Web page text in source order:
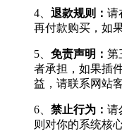
4、 退款规则： 请
再付款购买，如
5、 免责声明： 第
者承担，如果插
益，请联系网站
6、 禁止行为： 请
则对你的系统核